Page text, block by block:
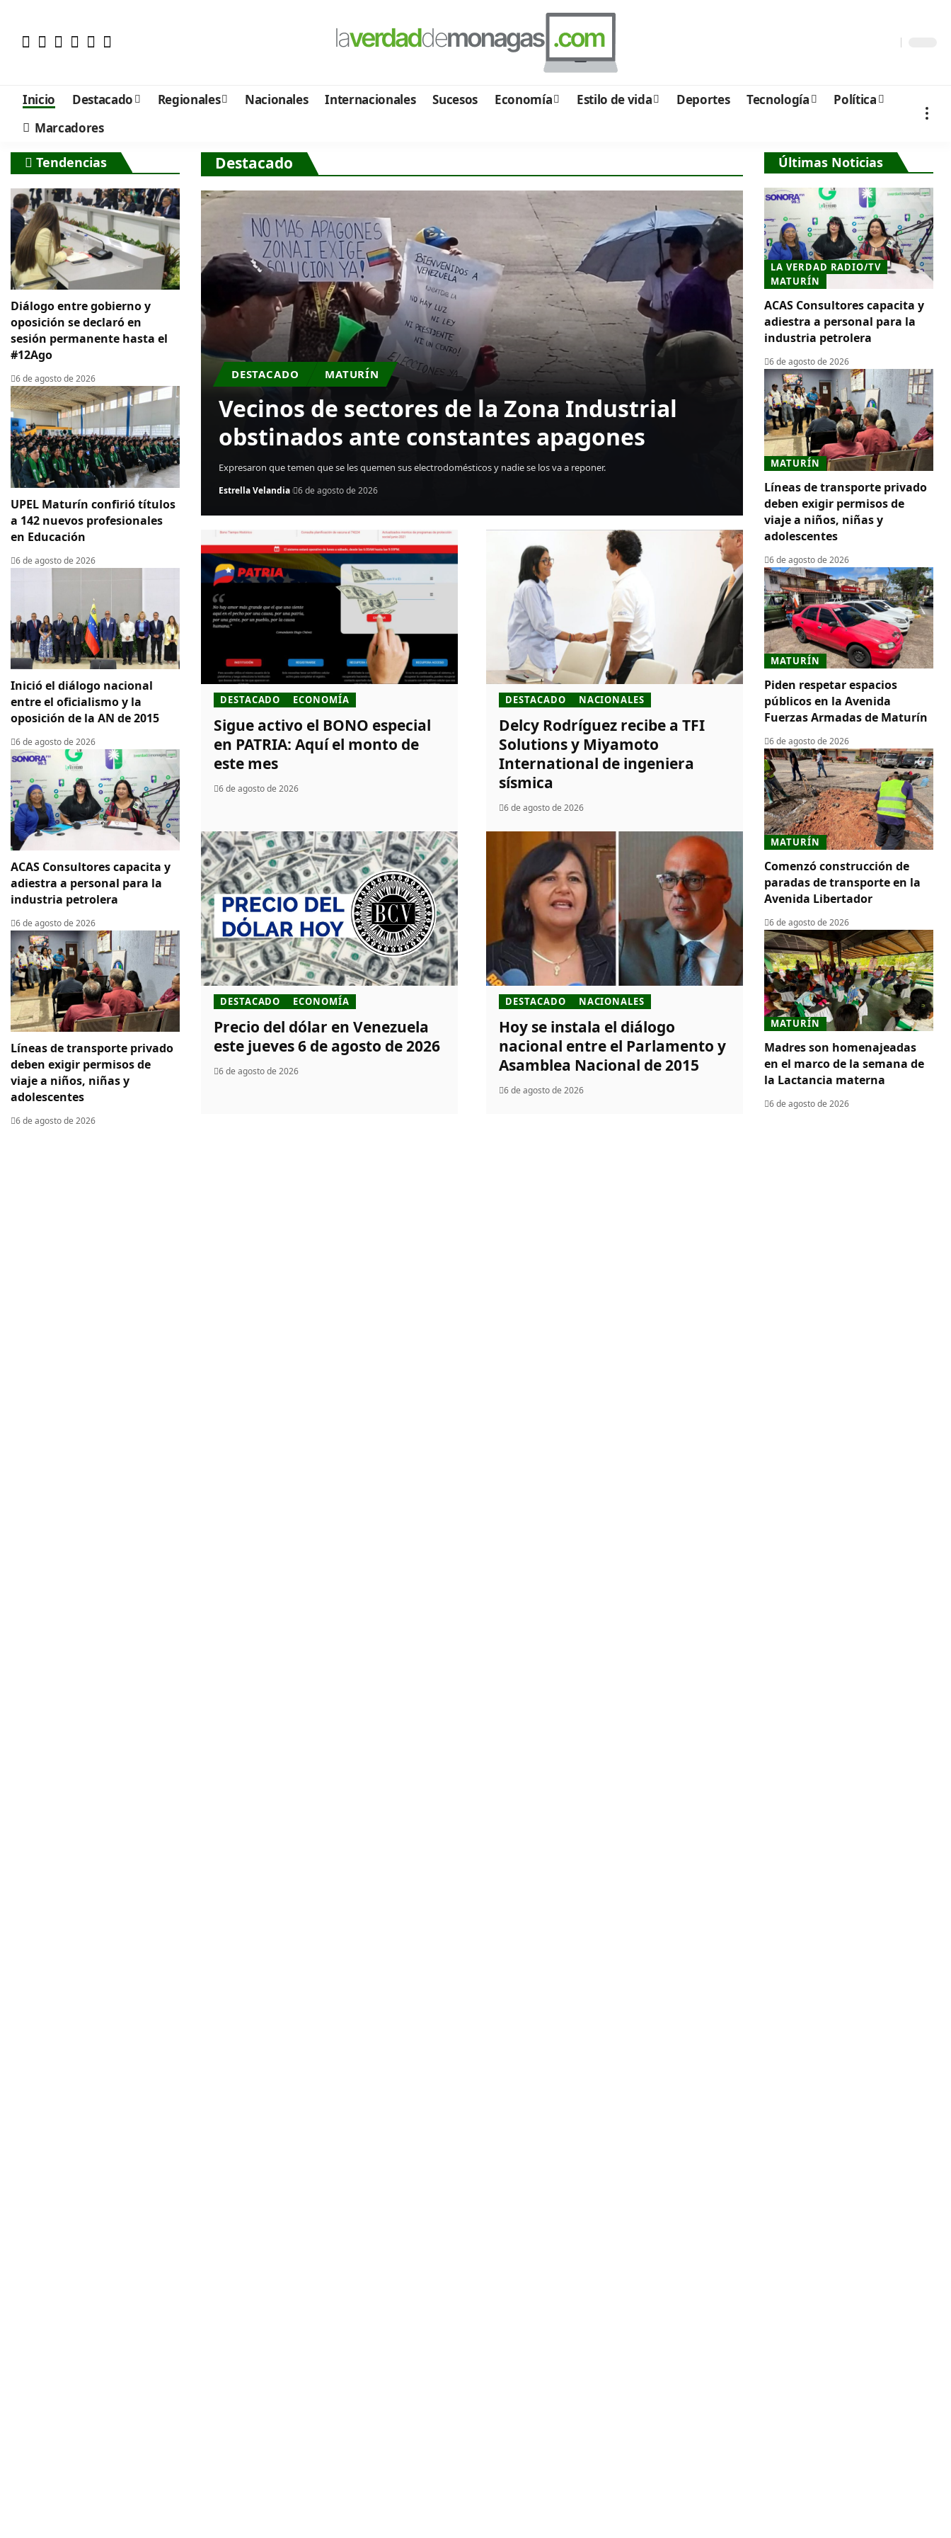
Inicio Destacado Regionales Nacionales Internacionales Sucesos Economía Estilo de vida Deportes Tecnología
Política
Marcadores
Tendencias
Diálogo entre gobierno y
oposición se declaró en
sesión permanente hasta el
#12Ago
6 de agosto de 2026
UPEL Maturín confirió títulos
a 142 nuevos profesionales
en Educación
6 de agosto de 2026
Inició el diálogo nacional
entre el oficialismo y la
oposición de la AN de 2015
6 de agosto de 2026
ACAS Consultores capacita y
adiestra a personal para la
industria petrolera
6 de agosto de 2026
Líneas de transporte privado
deben exigir permisos de
viaje a niños, niñas y
adolescentes
6 de agosto de 2026
Destacado
DESTACADO MATURÍN
Vecinos de sectores de la Zona Industrial
obstinados ante constantes apagones
Expresaron que temen que se les quemen sus electrodomésticos y nadie se los va a reponer.
Estrella Velandia 6 de agosto de 2026
DESTACADO ECONOMÍA
Sigue activo el BONO especial
en PATRIA: Aquí el monto de
este mes
6 de agosto de 2026
DESTACADO NACIONALES
Delcy Rodríguez recibe a TFI
Solutions y Miyamoto
International de ingeniera
sísmica
6 de agosto de 2026
DESTACADO ECONOMÍA
Precio del dólar en Venezuela
este jueves 6 de agosto de 2026
6 de agosto de 2026
DESTACADO NACIONALES
Hoy se instala el diálogo
nacional entre el Parlamento y
Asamblea Nacional de 2015
6 de agosto de 2026
Últimas Noticias
LA VERDAD RADIO/TV
MATURÍN
ACAS Consultores capacita y
adiestra a personal para la
industria petrolera
6 de agosto de 2026
MATURÍN
Líneas de transporte privado
deben exigir permisos de
viaje a niños, niñas y
adolescentes
6 de agosto de 2026
MATURÍN
Piden respetar espacios
públicos en la Avenida
Fuerzas Armadas de Maturín
6 de agosto de 2026
MATURÍN
​Comenzó construcción de
paradas de transporte en la
Avenida Libertador
6 de agosto de 2026
MATURÍN
Madres son homenajeadas
en el marco de la semana de
la Lactancia materna
6 de agosto de 2026